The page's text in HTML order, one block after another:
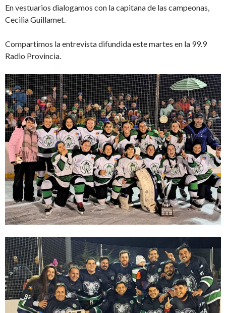
En vestuarios dialogamos con la capitana de las campeonas,
Cecilia Guillamet.
Compartimos la entrevista difundida este martes en la 99.9
Radio Provincia.